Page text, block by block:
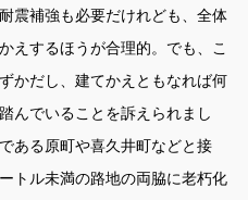
震補強も必要だけれども、全体
えするほうが合理的。でも、こ
かだし、建てかえともなれば何
んでいることを訴えられまし
ある原町や喜久井町などと接
トル未満の路地の両脇に老朽化